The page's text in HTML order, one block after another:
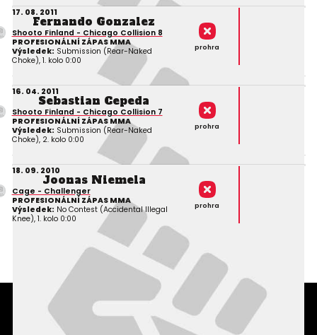
17. 08. 2011
Fernando Gonzalez
Shooto Finland - Chicago Collision 8
PROFESIONÁLNÍ ZÁPAS MMA
Výsledek: Submission (Rear-Naked
Choke), 1. kolo 0:00
prohra
16. 04. 2011
Sebastian Cepeda
Shooto Finland - Chicago Collision 7
PROFESIONÁLNÍ ZÁPAS MMA
Výsledek: Submission (Rear-Naked
Choke), 2. kolo 0:00
prohra
18. 09. 2010
Joonas Niemela
Cage - Challenger
PROFESIONÁLNÍ ZÁPAS MMA
Výsledek: No Contest (Accidental Illegal
Knee), 1. kolo 0:00
prohra
Podmínky užití webového rozhraní
Souhlas s používáním osobních údajů